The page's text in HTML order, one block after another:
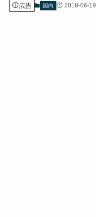
広告 国内 2018-06-19